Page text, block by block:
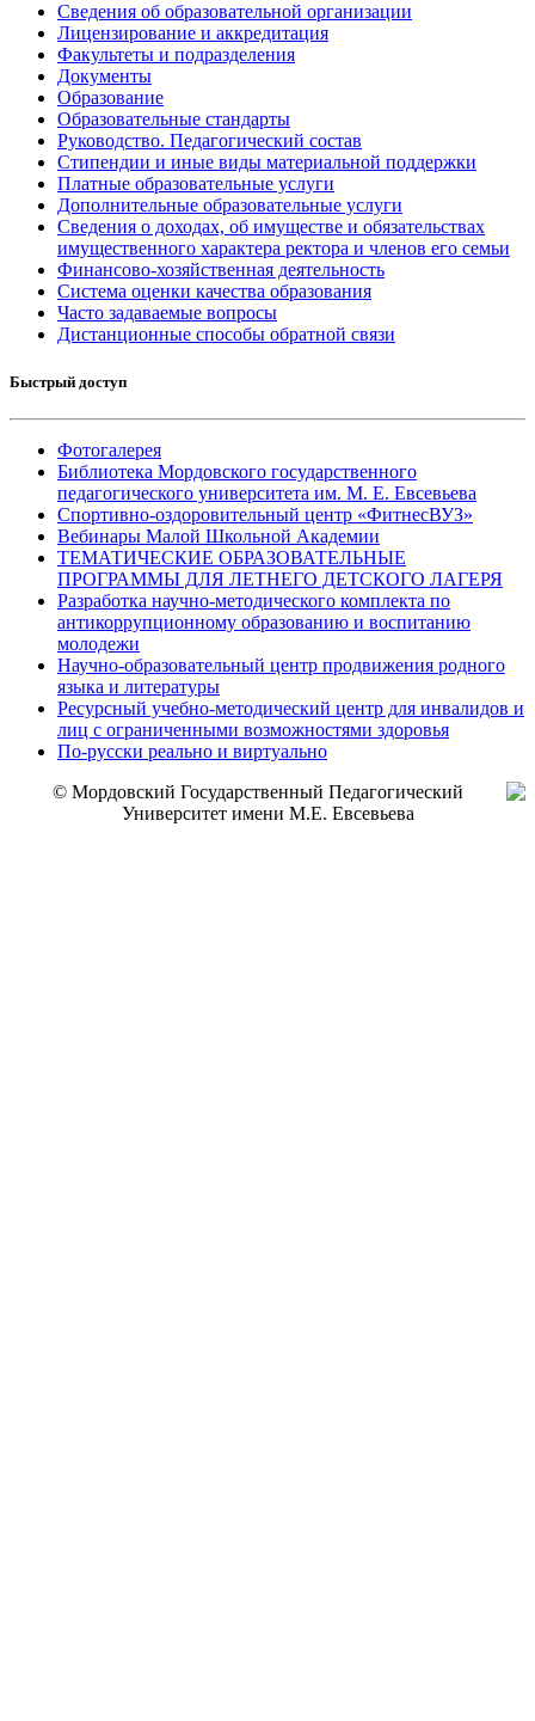
Сведения об образовательной организации
Лицензирование и аккредитация
Факультеты и подразделения
Документы
Образование
Образовательные стандарты
Руководство. Педагогический состав
Стипендии и иные виды материальной поддержки
Платные образовательные услуги
Дополнительные образовательные услуги
Сведения о доходах, об имуществе и обязательствах
имущественного характера ректора и членов его семьи
Финансово-хозяйственная деятельность
Система оценки качества образования
Часто задаваемые вопросы
Дистанционные способы обратной связи
Быстрый доступ
Фотогалерея
Библиотека Мордовского государственного
педагогического университета им. М. Е. Евсевьева
Спортивно-оздоровительный центр «ФитнесВУЗ»
Вебинары Малой Школьной Академии
ТЕМАТИЧЕСКИЕ ОБРАЗОВАТЕЛЬНЫЕ
ПРОГРАММЫ ДЛЯ ЛЕТНЕГО ДЕТСКОГО ЛАГЕРЯ
Разработка научно-методического комплекта по
антикоррупционному образованию и воспитанию
молодежи
Научно-образовательный центр продвижения родного
языка и литературы
Ресурсный учебно-методический центр для инвалидов и
лиц с ограниченными возможностями здоровья
По-русски реально и виртуально
© Мордовский Государственный Педагогический
Университет имени М.Е. Евсевьева